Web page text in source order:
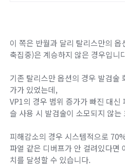
정신 집중 중 발검술 캔슬 횟수 회복 기
- 회복 속도 추가 증가
[발검술]
이 스킬을 발검술 캔슬하여 시전할 때
이 쪽은 반월과 달리 탈리스만의 옵
축집중)은 계승하지 않은 경우입니다.